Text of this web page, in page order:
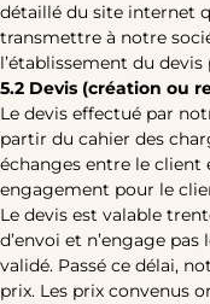
détaillé du site internet
transmettre à notre
l’établissement du
5.2 Devis (création ou
Le devis effectué par
partir du cahier des
échanges entre le client
engagement pour le
Le devis est valable
d’envoi et n’engage
validé. Passé ce délai,
prix. Les prix convenus